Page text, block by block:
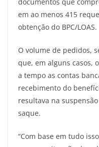
em ao menos 415
obtenção do BPC/LOAS.
O volume de pedidos,
que, em alguns casos,
a tempo as contas
recebimento do
resultava na
saque.
“Com base em tudo